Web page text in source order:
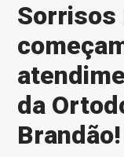
Sorrisos
da
Brandão!